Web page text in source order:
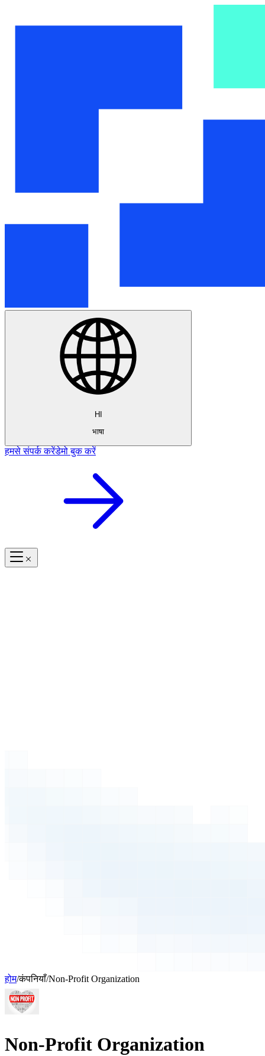
HI
भाषा
हमसे संपर्क करेंडेमो बुक करें
होम/कंपनियाँ/Non-Profit Organization
Non-Profit Organization